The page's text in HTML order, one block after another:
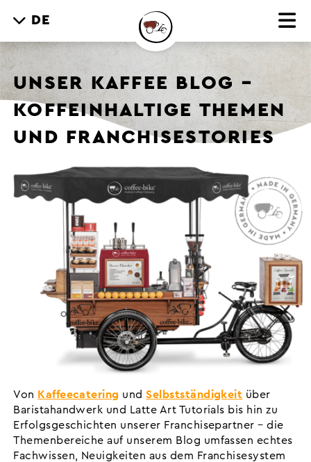
DE
UNSER KAFFEE BLOG –
KOFFEINHALTIGE THEMEN
UND FRANCHISESTORIES
Von Kaffeecatering undSelbstständigkeit über
Baristahandwerk und Latte Art Tutorials bis hin zu
Erfolgsgeschichten unserer Franchisepartner – die
Themenbereiche auf unserem Blog umfassen echtes
Fachwissen, Neuigkeiten aus dem Franchisesystem